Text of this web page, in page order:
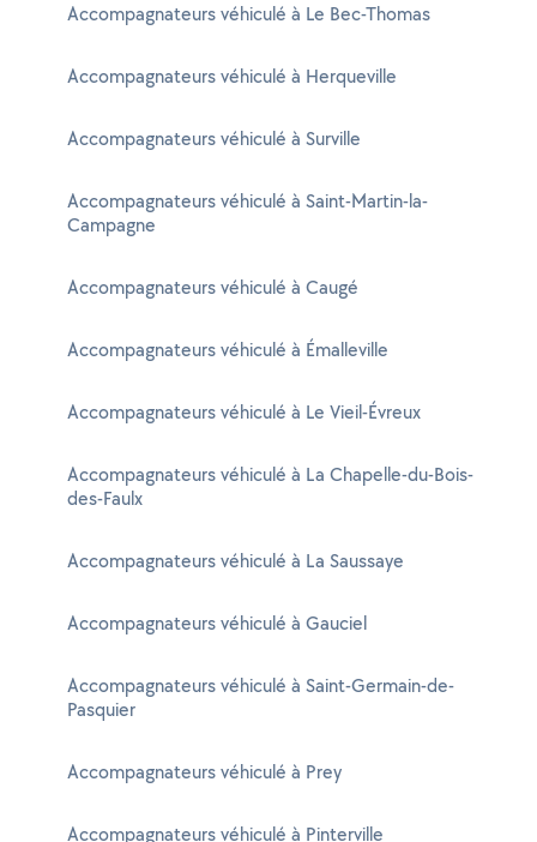
Accompagnateurs véhiculé à Le Bec-Thomas
Accompagnateurs véhiculé à Herqueville
Accompagnateurs véhiculé à Surville
Accompagnateurs véhiculé à Saint-Martin-la-
Campagne
Accompagnateurs véhiculé à Caugé
Accompagnateurs véhiculé à Émalleville
Accompagnateurs véhiculé à Le Vieil-Évreux
Accompagnateurs véhiculé à La Chapelle-du-Bois-
des-Faulx
Accompagnateurs véhiculé à La Saussaye
Accompagnateurs véhiculé à Gauciel
Accompagnateurs véhiculé à Saint-Germain-de-
Pasquier
Accompagnateurs véhiculé à Prey
Accompagnateurs véhiculé à Pinterville